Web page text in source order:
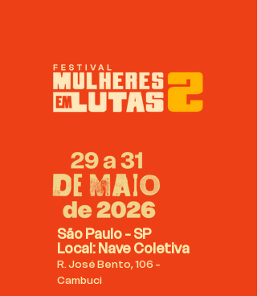
São Paulo - SP
Local: Nave Coletiva
R. José Bento, 106 -
Cambuci